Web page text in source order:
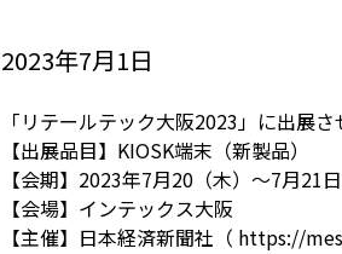
2023年7月1日
「リテールテック大阪2023」に出展さ
【出展品目】KIOSK端末（新製品）
【会期】2023年7月20（木）～7月21
【会場】インテックス大阪
【主催】日本経済新聞社（ https://